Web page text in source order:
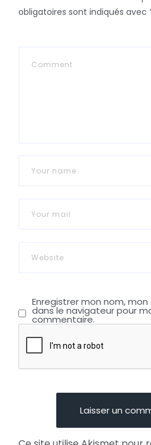
obligatoires sont indiqués avec
Enregistrer mon nom,
dans le navigateur pour
commentaire.